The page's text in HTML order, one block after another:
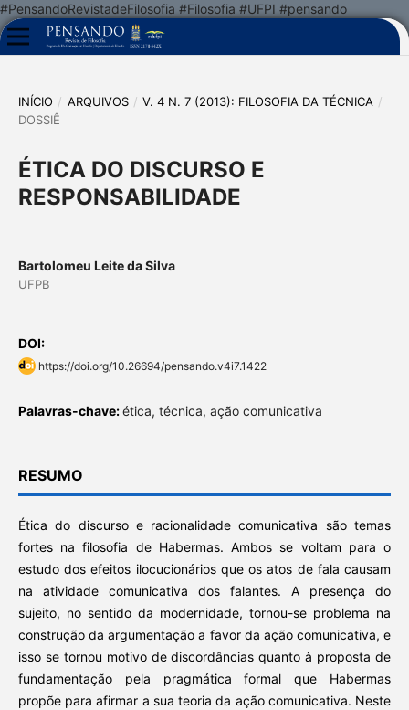
#PensandoRevistadeFilosofia #Filosofia #UFPI #pensando
INÍCIO / ARQUIVOS / V. 4 N. 7 (2013): FILOSOFIA DA TÉCNICA /
DOSSIÊ
ÉTICA DO DISCURSO E
RESPONSABILIDADE
Bartolomeu Leite da Silva
UFPB
DOI:
https://doi.org/10.26694/pensando.v4i7.1422
Palavras-chave:ética, técnica, ação comunicativa
RESUMO
Ética do discurso e racionalidade comunicativa são temas
fortes na filosofia de Habermas. Ambos se voltam para o
estudo dos efeitos ilocucionários que os atos de fala causam
na atividade comunicativa dos falantes. A presença do
sujeito, no sentido da modernidade, tornou-se problema na
construção da argumentação a favor da ação comunicativa, e
isso se tornou motivo de discordâncias quanto à proposta de
fundamentação pela pragmática formal que Habermas
propõe para afirmar a sua teoria da ação comunicativa. Neste